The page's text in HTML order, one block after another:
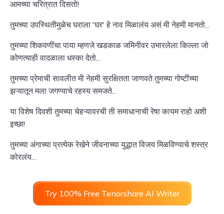
आमच्या चरित्रात दिसतो!
तुमच्या उपस्थितीमुळेच घराला 'घर' हे नाव मिळालंय असं मी नेहमी मानतो...
तुमच्या शिकवणींचा पाया म्हणजे खडकाळ जमिनीवर उभारलेला किल्ला जो
कोणत्याही वादळाला धस्का देतो...
तुमच्या प्रेमाची सावलीत मी नेहमी सुरक्षितता जाणवते तुमच्या गोष्टींच्या
झऱ्यातून मला जगण्याचे रहस्य समजते...
या विशेष दिवशी तुमच्या चेहऱ्यावरची ती समाधानाची रेषा कायम राहो अशी
इच्छा!
तुमच्या अंगाच्या प्रत्येक रेखेने जीवनाच्या युद्धात विजय मिळविण्याचे शस्त्र
कोरलंय...
Try 100% Free Tenorshare AI Writer